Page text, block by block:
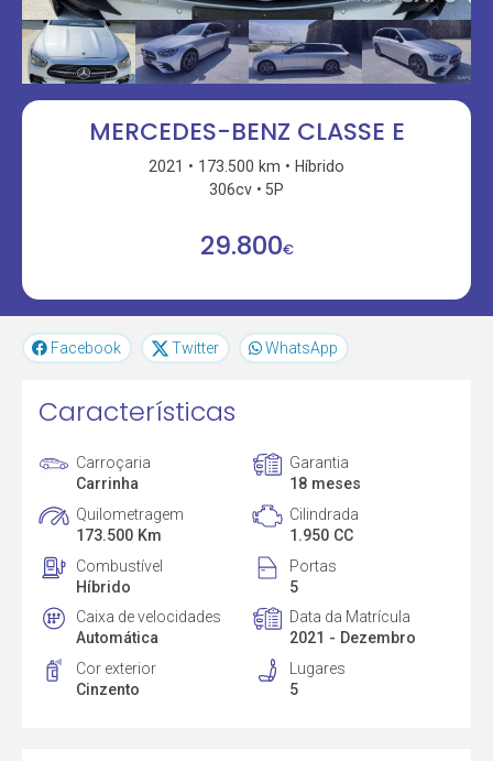
MERCEDES-BENZ CLASSE E
2021 173.500 km
Híbrido
306cv
5P
29.800€
Facebook Twitter WhatsApp
Características
Carroçaria
Carrinha
Garantia
18 meses
Quilometragem
173.500 Km
Cilindrada
1.950 CC
Combustível
Híbrido
Portas
5
Caixa de velocidades
Automática
Data da Matrícula
2021 - Dezembro
Cor exterior
Cinzento
Lugares
5